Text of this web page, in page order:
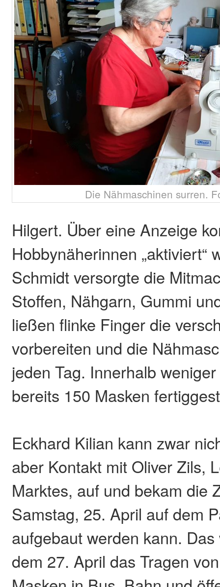
Die Nähmaschinen surren.
Hilgert. Über eine Anzeige
Hobbynäherinnen „aktiviert“
Schmidt versorgte die
Stoffen, Nähgarn, Gummi
ließen flinke Finger die
vorbereiten und die
jeden Tag. Innerhalb
bereits 150 Masken
Eckhard Kilian kann zwar
aber Kontakt mit Oliver Zils,
Marktes, auf und bekam die
Samstag, 25. April auf dem
aufgebaut werden kann.
dem 27. April das Tragen